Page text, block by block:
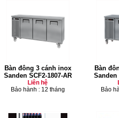
Bàn đông 3 cánh inox
Sanden SCF2-1807-AR
Liên hệ
Bảo hành : 12 tháng
Bàn
Sanden
Bảo